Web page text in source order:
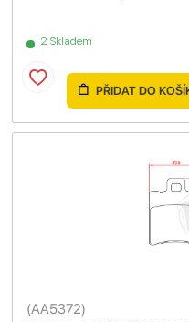
2 Skladem
PŘIDAT DO
(AA5372)